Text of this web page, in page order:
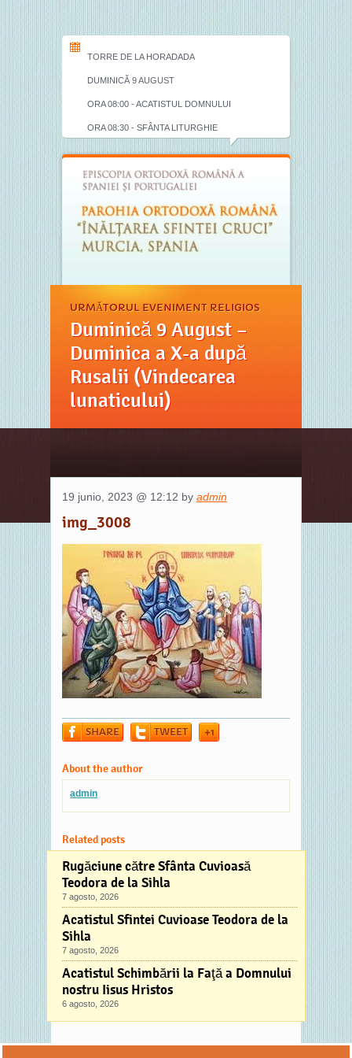
TORRE DE LA HORADADA
DUMINICĂ 9 AUGUST
ORA 08:00 - ACATISTUL DOMNULUI
ORA 08:30 - SFÂNTA LITURGHIE
URMĂTORUL EVENIMENT RELIGIOS
Duminică 9 August –
Duminica a X-a după
Rusalii (Vindecarea
lunaticului)
19 junio, 2023 @ 12:12 by admin
img_3008
SHARE TWEET +1
About the author
admin
Related posts
Rugăciune către Sfânta Cuvioasă
Teodora de la Sihla
7 agosto, 2026
Acatistul Sfintei Cuvioase Teodora de la
Sihla
7 agosto, 2026
Acatistul Schimbării la Faţă a Domnului
nostru Iisus Hristos
6 agosto, 2026
Comments